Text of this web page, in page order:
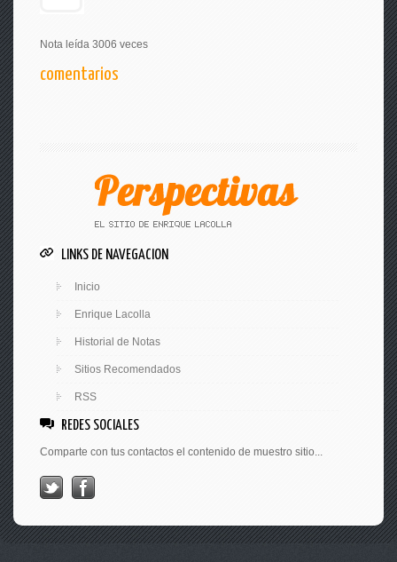
Nota leída 3006 veces
comentarios
LINKS DE NAVEGACION
Inicio
Enrique Lacolla
Historial de Notas
Sitios Recomendados
RSS
REDES SOCIALES
Comparte con tus contactos el contenido de muestro sitio...